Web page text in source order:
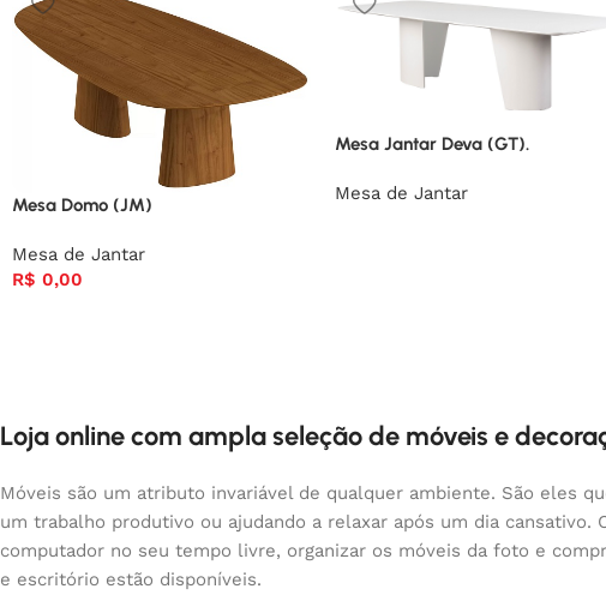
Mesa Domo (JM)
Mesa de Jantar
R$ 0,00
Mesa Jantar Deva (GT).
Mesa de Jantar
Loja online com ampla seleção de móveis e
Móveis são um atributo invariável de qualquer ambiente. São eles
um trabalho produtivo ou ajudando a relaxar após um dia
computador no seu tempo livre, organizar os móveis da foto e
e escritório estão disponíveis.